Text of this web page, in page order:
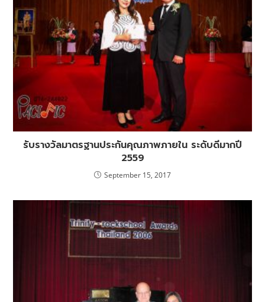
รับรางวัลมาตรฐานประกันคุณภาพภายใน ระดับดีมากปี
2559
September 15, 2017